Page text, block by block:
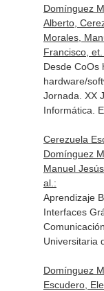
Domínguez
Alberto,
Morales,
Francisco,
Desde CoOs
hardware/
Jornada. XX
Informática.
Cerezuela
Domínguez
Manuel
al.:
Aprendizaje
Interfaces
Universitaria
Domínguez
Escudero,